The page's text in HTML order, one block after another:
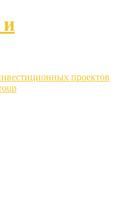
проектов